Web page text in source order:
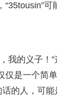
“35tousin”
我的义子！
仅是一个简
话的人，可